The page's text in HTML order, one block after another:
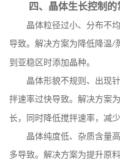
四、晶体生长控制
晶体粒径过小、分布不
导致。解决方案为降低降温/
到亚稳区时添加晶种。
晶体形貌不规则、出现
拌速率过快导致。解决方案
长，同时降低搅拌速率，减
晶体纯度低、杂质含量
多导致。解决方案为提升原